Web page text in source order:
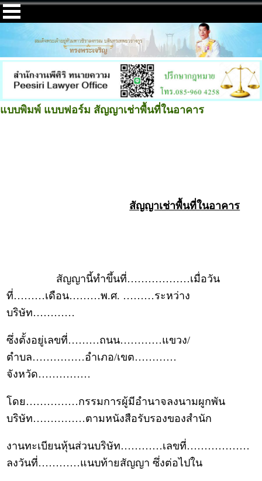
แบบพิมพ์ แบบฟอร์ม สัญญาเช่าพื้นที่ในอาคาร
สัญญาเช่าพื้นที่ในอาคาร
สัญญานี้ทำขึ้นที่………………เมื่อวัน
ที่………เดือน………พ.ศ. ………ระหว่าง
บริษัท…………
ซึ่งตั้งอยู่เลขที่………ถนน…………แขวง/
ตำบล……………อำเภอ/เขต…………
จังหวัด……………
โดย……………กรรมการผู้มีอำนาจลงนามผูกพัน
บริษัท……………ตามหนังสือรับรองของสำนัก
งานทะเบียนหุ้นส่วนบริษัท…………เลขที่………………
ลงวันที่…………แนบท้ายสัญญา ซึ่งต่อไปใน